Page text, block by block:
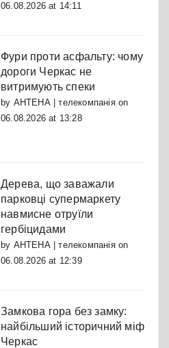
06.08.2026 at 14:11
Фури проти асфальту: чому
дороги Черкас не
витримують спеки
by АНТЕНА | телекомпаніяon
06.08.2026 at 13:28
Дерева, що заважали
парковці супермаркету
навмисне отруїли
гербіцидами
by АНТЕНА | телекомпаніяon
06.08.2026 at 12:39
Замкова гора без замку:
найбільший історичний міф
Черкас